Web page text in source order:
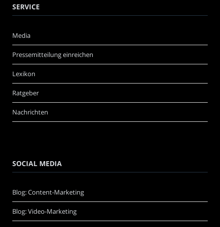
SERVICE
Media
Pressemitteilung einreichen
Lexikon
Ratgeber
Nachrichten
SOCIAL MEDIA
Blog: Content-Marketing
Blog: Video-Marketing